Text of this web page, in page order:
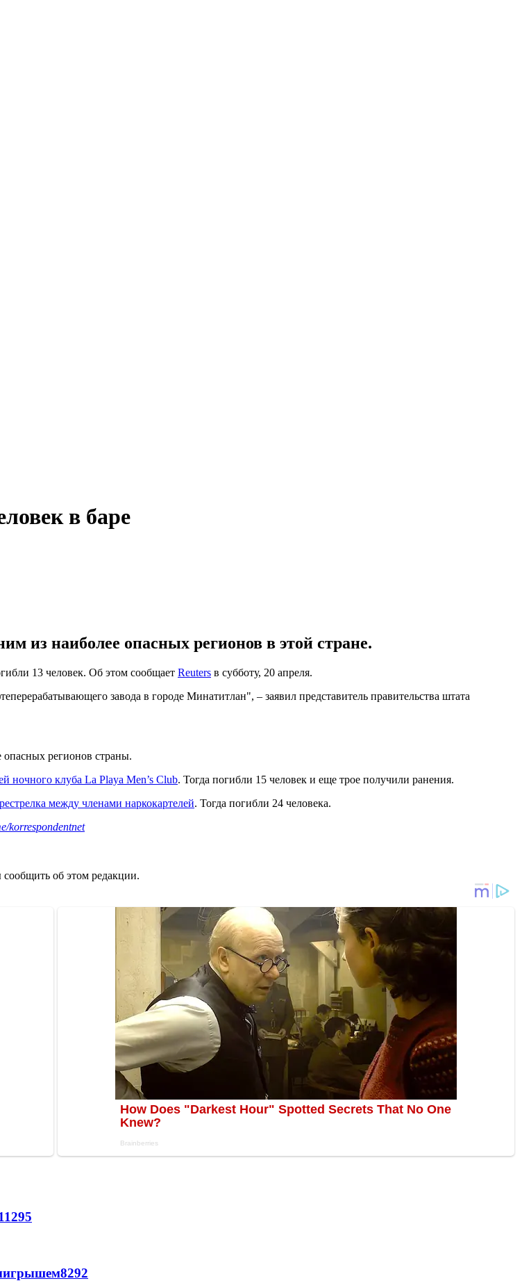
в баре
из наиболее опасных регионов в этой стране.
13 человек. Об этом сообщает Reuters в субботу, 20 апреля.
завода в городе Минатитлан", – заявил представитель правительства штата
опасных регионов страны.
ночного клуба La Playa Men’s Club. Тогда погибли 15 человек и еще трое получили ранения.
между членами наркокартелей. Тогда погибли 24 человека.
korrespondentnet
об этом редакции.
8292